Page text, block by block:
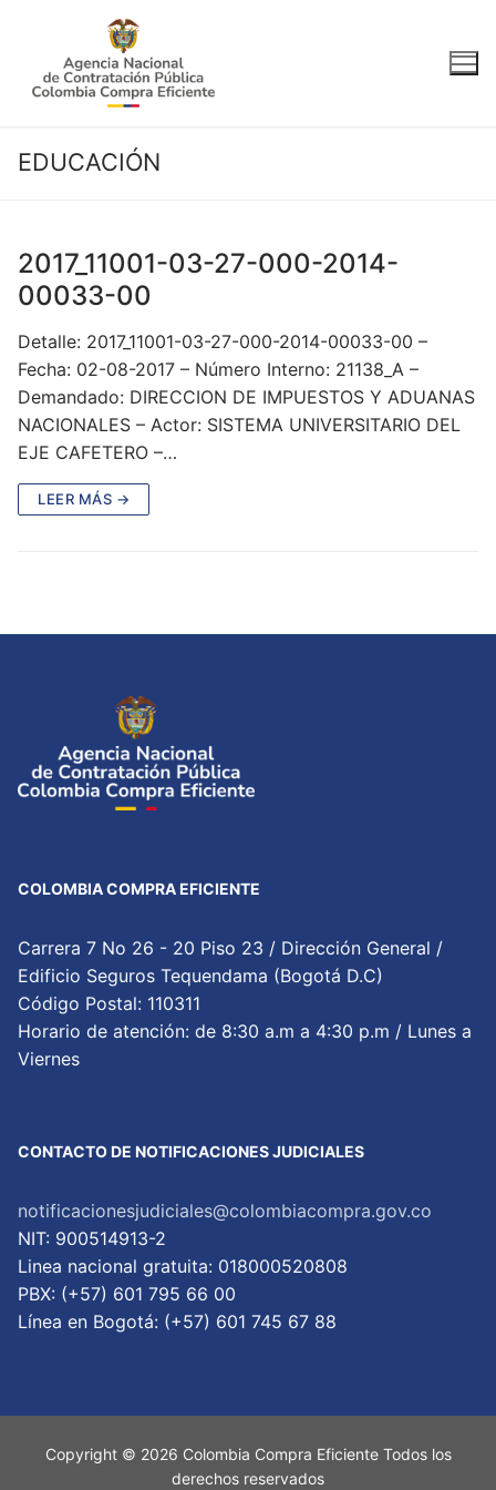
contenido
EDUCACIÓN
2017_11001-03-27-000-2014-
00033-00
Detalle: 2017_11001-03-27-000-2014-00033-00 –
Fecha: 02-08-2017 – Número Interno: 21138_A –
Demandado: DIRECCION DE IMPUESTOS Y ADUANAS
NACIONALES – Actor: SISTEMA UNIVERSITARIO DEL
EJE CAFETERO –…
LEER MÁS →
COLOMBIA COMPRA EFICIENTE
Carrera 7 No 26 - 20 Piso 23 / Dirección General /
Edificio Seguros Tequendama (Bogotá D.C)
Código Postal: 110311
Horario de atención: de 8:30 a.m a 4:30 p.m / Lunes a
Viernes
CONTACTO DE NOTIFICACIONES JUDICIALES
notificacionesjudiciales@colombiacompra.gov.co
NIT: 900514913-2
Linea nacional gratuita: 018000520808
PBX: (+57) 601 795 66 00
Lí­nea en Bogotá: (+57) 601 745 67 88
Copyright © 2026 Colombia Compra Eficiente Todos los
derechos reservados